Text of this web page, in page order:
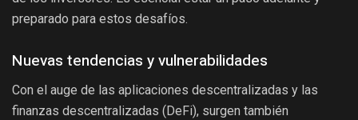
preparado para estos desafíos.
Nuevas tendencias y vulnerabilidades
Con el auge de las aplicaciones descentralizadas y las
finanzas descentralizadas (DeFi), surgen también